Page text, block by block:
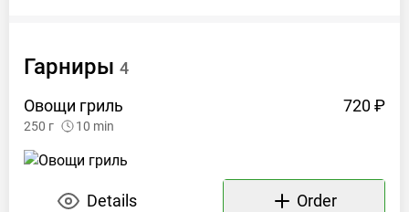
Гарниры 4
Овощи гриль 720 ₽
250 г 10 min
Details Order